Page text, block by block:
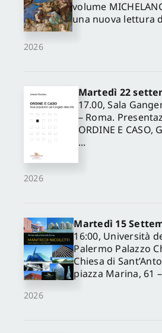
2026
volume
una nuova lettura
2026
Martedì 22
17.00, Sala
– Roma.
ORDINE E
...
2026
Martedì 15
16:00, Università
Palermo Palazzo
Chiesa di
piazza Marina, 61